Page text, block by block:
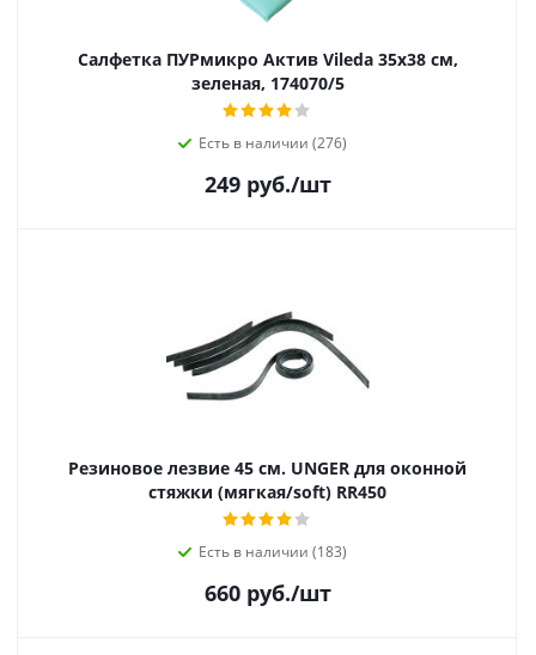
Салфетка ПУРмикро Актив Vileda 35х38 см,
зеленая, 174070/5
Есть в наличии (276)
249руб./шт
Резиновое лезвие 45 см. UNGER для оконной
стяжки (мягкая/soft) RR450
Есть в наличии (183)
660руб./шт